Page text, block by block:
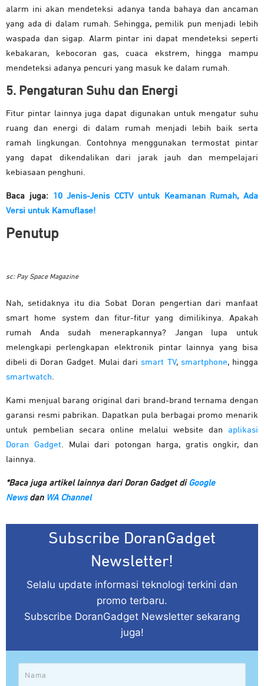
alarm ini akan mendeteksi adanya tanda bahaya dan ancaman
yang ada di dalam rumah. Sehingga, pemilik pun menjadi lebih
waspada dan sigap. Alarm pintar ini dapat mendeteksi seperti
kebakaran, kebocoran gas, cuaca ekstrem, hingga mampu
mendeteksi adanya pencuri yang masuk ke dalam rumah.
5. Pengaturan Suhu dan Energi
Fitur pintar lainnya juga dapat digunakan untuk mengatur suhu
ruang dan energi di dalam rumah menjadi lebih baik serta
ramah lingkungan. Contohnya menggunakan termostat pintar
yang dapat dikendalikan dari jarak jauh dan mempelajari
kebiasaan penghuni.
Baca juga: 10 Jenis-Jenis CCTV untuk Keamanan Rumah, Ada
Versi untuk Kamuflase!
Penutup
sc: Pay Space Magazine
Nah, setidaknya itu dia Sobat Doran pengertian dari manfaat
smart home system dan fitur-fitur yang dimilikinya. Apakah
rumah Anda sudah menerapkannya? Jangan lupa untuk
melengkapi perlengkapan elektronik pintar lainnya yang bisa
dibeli di Doran Gadget. Mulai dari smart TV, smartphone, hingga
smartwatch.
Kami menjual barang original dari brand-brand ternama dengan
garansi resmi pabrikan. Dapatkan pula berbagai promo menarik
untuk pembelian secara online melalui website dan aplikasi
Doran Gadget. Mulai dari potongan harga, gratis ongkir, dan
lainnya.
*Baca juga artikel lainnya dari Doran Gadget di Google
Newsdan WA Channel
Subscribe DoranGadget
Newsletter!
Selalu update informasi teknologi terkini dan
promo terbaru.
Subscribe DoranGadget Newsletter sekarang
juga!